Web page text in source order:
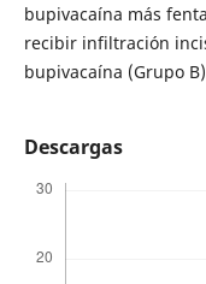
bupivacaína más
recibir infiltración
bupivacaína (Grupo
Descargas